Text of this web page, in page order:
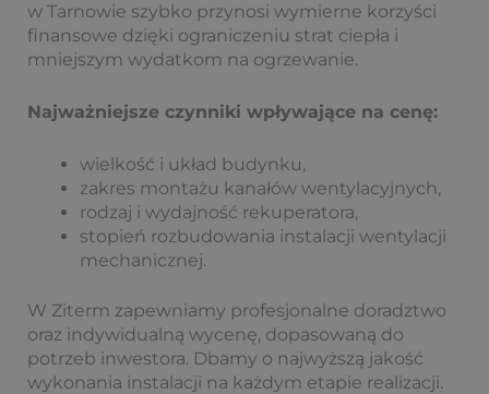
w Tarnowie szybko przynosi wymierne korzyści
finansowe dzięki ograniczeniu strat ciepła i
mniejszym wydatkom na ogrzewanie.
Najważniejsze czynniki wpływające na cenę:
wielkość i układ budynku,
zakres montażu kanałów wentylacyjnych,
rodzaj i wydajność rekuperatora,
stopień rozbudowania instalacji wentylacji
mechanicznej.
W Ziterm zapewniamy profesjonalne doradztwo
oraz indywidualną wycenę, dopasowaną do
potrzeb inwestora. Dbamy o najwyższą jakość
wykonania instalacji na każdym etapie realizacji.